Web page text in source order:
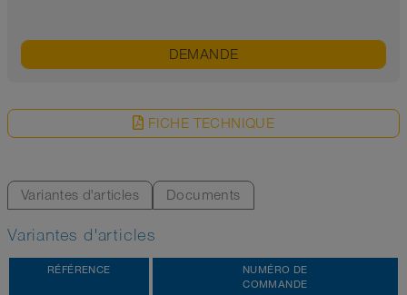
DEMANDE
FICHE TECHNIQUE
Variantes d'articles Documents
Variantes d'articles
RÉFÉRENCE
NUMÉRO DE
COMMANDE